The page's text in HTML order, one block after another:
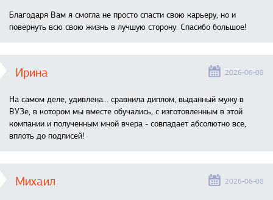
Благодаря Вам я смогла не просто спасти свою карьеру, но и
повернуть всю свою жизнь в лучшую сторону. Спасибо большое!
Ирина 2026-06-08
На самом деле, удивлена… сравнила диплом, выданный мужу в
ВУЗе, в котором мы вместе обучались, с изготовленным в этой
компании и полученным мной вчера - совпадает абсолютно все,
вплоть до подписей!
Михаил 2026-06-08